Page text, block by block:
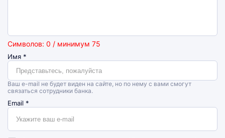
Символов: 0 / минимум 75
Имя *
Ваш e-mail не будет виден на сайте, но по нему с вами смогут
связаться сотрудники банка.
Email *